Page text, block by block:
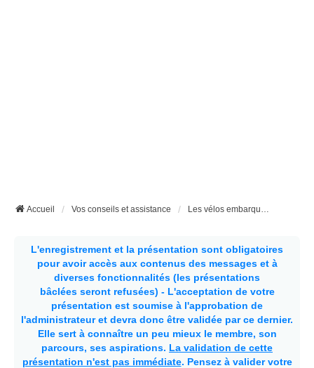
Accueil Vos conseils et assistance Les vélos embarqués dans nos fourgons aménagés ou nos camping-car
L'enregistrement et la présentation sont obligatoires
pour avoir accès aux contenus des messages et à
diverses fonctionnalités (les présentations
bâclées seront refusées) - L'acceptation de votre
présentation est soumise à l'approbation de
l'administrateur et devra donc être validée par ce dernier.
Elle sert à connaître un peu mieux le membre, son
parcours, ses aspirations. La validation de cette
présentation n'est pas immédiate. Pensez à valider votre